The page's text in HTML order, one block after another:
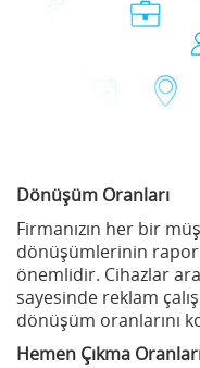
Dönüşüm Oranları
Firmanızın her bir
dönüşümlerinin
önemlidir. Cihazlar
sayesinde reklam
dönüşüm oranlarını
Hemen Çıkma